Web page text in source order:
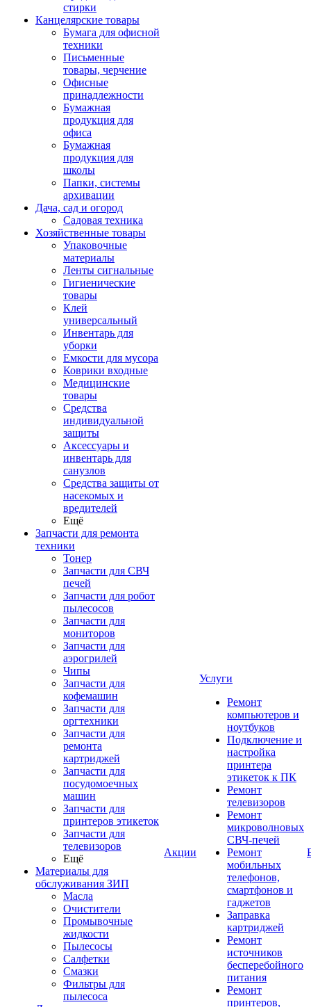
стирки
Канцелярские товары
Бумага для офисной
техники
Письменные
товары, черчение
Офисные
принадлежности
Бумажная
продукция для
офиса
Бумажная
продукция для
школы
Папки, системы
архивации
Дача, сад и огород
Садовая техника
Хозяйственные товары
Упаковочные
материалы
Ленты сигнальные
Гигиенические
товары
Клей
универсальный
Инвентарь для
уборки
Емкости для мусора
Коврики входные
Медицинские
товары
Средства
индивидуальной
защиты
Аксессуары и
инвентарь для
санузлов
Средства защиты от
насекомых и
вредителей
Ещё
Запчасти для ремонта
техники
Тонер
Запчасти для СВЧ
печей
Запчасти для робот
пылесосов
Запчасти для
мониторов
Запчасти для
аэрогрилей
Чипы
Запчасти для
кофемашин
Запчасти для
оргтехники
Запчасти для
ремонта
картриджей
Запчасти для
посудомоечных
машин
Запчасти для
принтеров этикеток
Запчасти для
телевизоров
Ещё
Материалы для
обслуживания ЗИП
Масла
Очистители
Промывочные
жидкости
Пылесосы
Салфетки
Смазки
Фильтры для
пылесоса
Акции
Услуги
Ремонт
компьютеров и
ноутбуков
Подключение и
настройка
принтера
этикеток к ПК
Ремонт
телевизоров
Ремонт
микроволновых
СВЧ-печей
Ремонт
мобильных
телефонов,
смартфонов и
гаджетов
Заправка
картриджей
Ремонт
источников
бесперебойного
питания
Ремонт
принтеров,